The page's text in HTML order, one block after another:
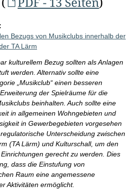
Bezugs von Musikclubs innerhalb der
TA Lärm
kulturellem Bezug sollten als Anlagen
werden. Alternativ sollte eine
„Musikclub“ einen besseren
der Spielräume für die
beinhalten. Auch sollte eine
in allgemeinen Wohngebieten und
in Gewerbegebieten vorgesehen
Unterscheidung zwischen
(TA Lärm) und Kulturschall, um den
gerecht zu werden. Dies
dass die Einstufung von
Raum eine angemessene
Aktivitäten ermöglicht.